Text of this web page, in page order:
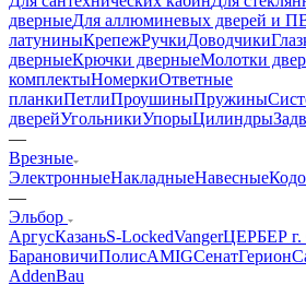
дверныеДля аллюминевых дверей и
латуниныКрепежРучкиДоводчики
дверныеКрючки дверныеМолотки
комплектыНомеркиОтветные
планкиПетлиПроушиныПружины
дверейУгольникиУпорыЦилиндры
—
Врезные
ЭлектронныеНакладныеНавесные
—
Эльбор
АргусКазаньS-LockedVangerЦЕРБЕР г.
БарановичиПолисAMIGСенатГерион
AddenBau